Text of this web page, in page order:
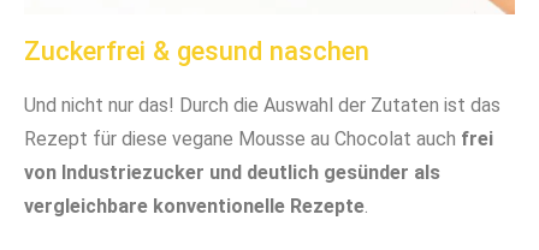
Zuckerfrei & gesund naschen
Und nicht nur das! Durch die Auswahl der Zutaten ist das
Rezept für diese vegane Mousse au Chocolat auch frei
von Industriezucker und deutlich gesünder als
vergleichbare konventionelle Rezepte